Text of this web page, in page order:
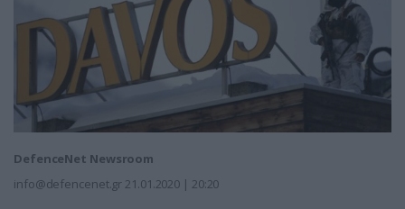
DefenceNet Newsroom
info@defencenet.gr 21.01.2020 | 20:20